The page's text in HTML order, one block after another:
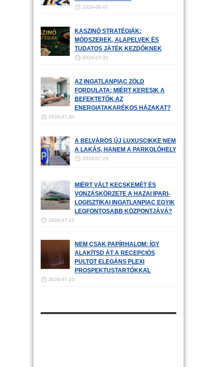
2026-08-07
KASZINÓ STRATÉGIÁK:
MÓDSZEREK, ALAPELVEK ÉS
TUDATOS JÁTÉK KEZDŐKNEK
2026-07-31
AZ INGATLANPIAC ZÖLD
FORDULATA: MIÉRT KERESIK A
BEFEKTETŐK AZ
ENERGIATAKARÉKOS HÁZAKAT?
2026-07-30
A BELVÁROS ÚJ LUXUSCIKKE NEM
A LAKÁS, HANEM A PARKOLÓHELY
2026-07-29
MIÉRT VÁLT KECSKEMÉT ÉS
VONZÁSKÖRZETE A HAZAI IPARI-
LOGISZTIKAI INGATLANPIAC EGYIK
LEGFONTOSABB KÖZPONTJÁVÁ?
2026-07-21
NEM CSAK PAPÍRHALOM: ÍGY
ALAKÍTSD ÁT A RECEPCIÓS
PULTOT ELEGÁNS PLEXI
PROSPEKTUSTARTÓKKAL
2026-07-20